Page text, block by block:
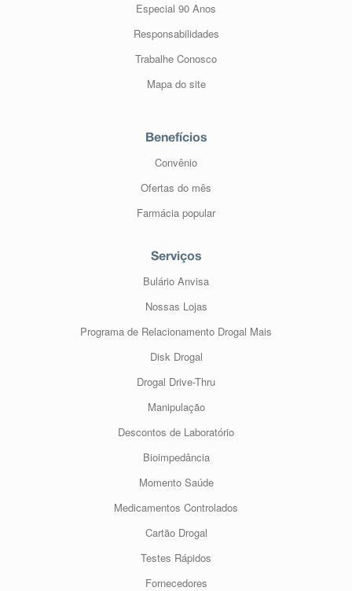
Especial 90 Anos
Responsabilidades
Trabalhe Conosco
Mapa do site
Benefícios
Convênio
Ofertas do mês
Farmácia popular
Serviços
Bulário Anvisa
Nossas Lojas
Programa de Relacionamento Drogal Mais
Disk Drogal
Drogal Drive-Thru
Manipulação
Descontos de Laboratório
Bioimpedância
Momento Saúde
Medicamentos Controlados
Cartão Drogal
Testes Rápidos
Fornecedores